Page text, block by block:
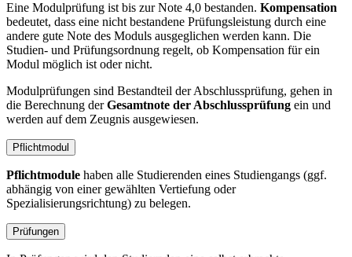
Eine Modulprüfung ist bis zur Note 4,0 bestanden. Kompensation
bedeutet, dass eine nicht bestandene Prüfungsleistung durch eine
andere gute Note des Moduls ausgeglichen werden kann. Die
Studien- und Prüfungsordnung regelt, ob Kompensation für ein
Modul möglich ist oder nicht.
Modulprüfungen sind Bestandteil der Abschlussprüfung, gehen in
die Berechnung derGesamtnote der Abschlussprüfung ein und
werden auf dem Zeugnis ausgewiesen.
Pflichtmodul
Pflichtmodule haben alle Studierenden eines Studiengangs (ggf.
abhängig von einer gewählten Vertiefung oder
Spezialisierungsrichtung) zu belegen.
Prüfungen